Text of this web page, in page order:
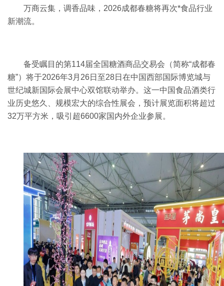
万商云集，调香品味， 2026成都春糖将再次*食品行业
新潮流。
备受瞩目的第114届全国糖酒商品交易会（简称“成都春
糖”）将于2026年3月26日至28日在中国西部国际博览城与
世纪城新国际会展中心双馆联动举办。 这一中国食品酒类行
业历史悠久、规模宏大的综合性展会，预计展览面积将超过
32万平方米，吸引超6600家国内外企业参展。